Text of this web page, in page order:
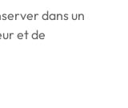
dans un
et de